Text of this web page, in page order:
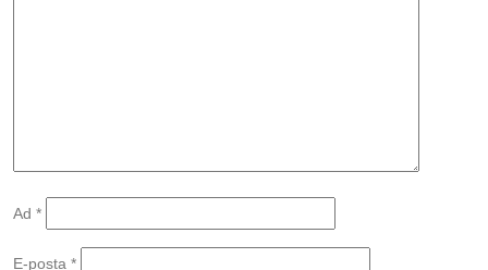
Ad *
E-posta *